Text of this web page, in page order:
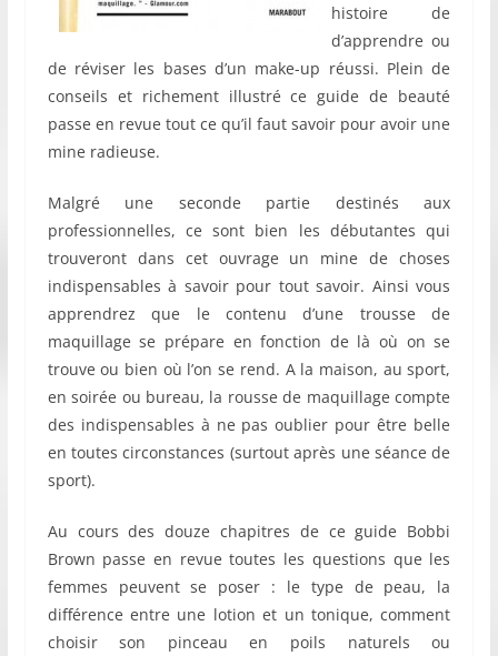
histoire de
d’apprendre ou
de réviser les bases d’un make-up réussi. Plein de
conseils et richement illustré ce guide de beauté
passe en revue tout ce qu’il faut savoir pour avoir une
mine radieuse.
Malgré une seconde partie destinés aux
professionnelles, ce sont bien les débutantes qui
trouveront dans cet ouvrage un mine de choses
indispensables à savoir pour tout savoir. Ainsi vous
apprendrez que le contenu d’une trousse de
maquillage se prépare en fonction de là où on se
trouve ou bien où l’on se rend. A la maison, au sport,
en soirée ou bureau, la rousse de maquillage compte
des indispensables à ne pas oublier pour être belle
en toutes circonstances (surtout après une séance de
sport).
Au cours des douze chapitres de ce guide Bobbi
Brown passe en revue toutes les questions que les
femmes peuvent se poser : le type de peau, la
différence entre une lotion et un tonique, comment
choisir son pinceau en poils naturels ou